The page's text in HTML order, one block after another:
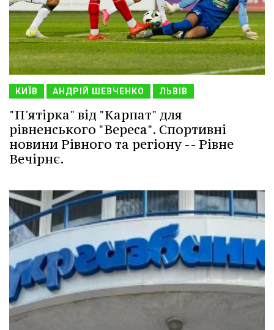
КИЇВ АНДРІЙ ШЕВЧЕНКО ЛЬВІВ
"П'ятірка" від "Карпат" для
рівненського "Вереса". Спортивні
новини Рівного та регіону -- Рівне
Вечірнє.